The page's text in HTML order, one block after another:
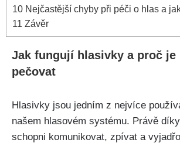
10 Nejčastější⁤ chyby při péči o hlas a
11 Závěr
Jak fungují hlasivky a​ proč je
pečovat
Hlasivky jsou jedním z nejvíce
našem⁣ hlasovém systému. Právě
schopni ⁢komunikovat,⁣ zpívat a